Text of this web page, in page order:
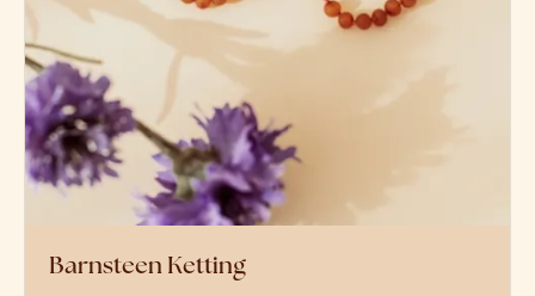
Barnsteen Ketting